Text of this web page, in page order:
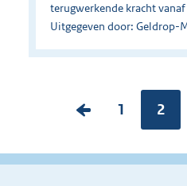
terugwerkende kracht
Uitgegeven door: Geldrop-
V
r
P
g
1 2